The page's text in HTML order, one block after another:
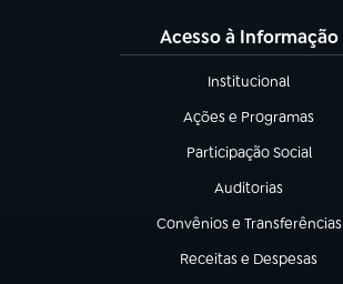
Acesso à Informação
Institucional
(abre em nova aba)
Ações e Programas
(abre em nova aba)
Participação Social
(abre em nova aba)
Auditorias
(abre em nova aba)
Convênios e Transferências
(abre em nova aba)
Receitas e Despesas
(abre em nova aba)